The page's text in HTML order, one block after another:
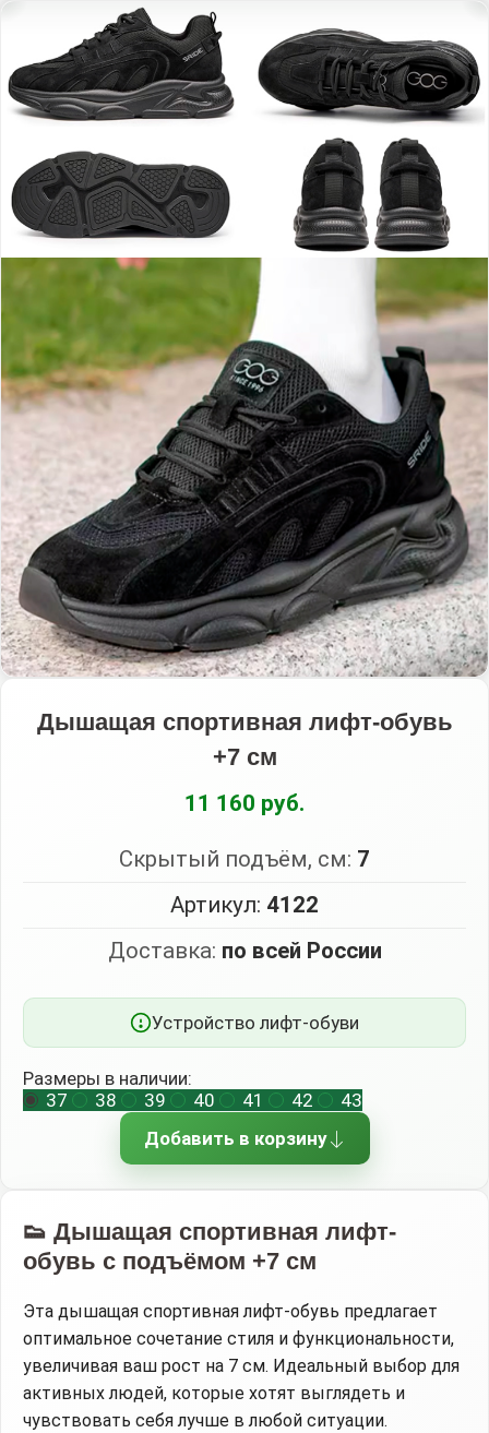
Дышащая спортивная лифт-обувь
+7 см
11 160 руб.
Скрытый подъём, см: 7
Артикул: 4122
Доставка: по всей России
Устройство лифт-обуви
Размеры в наличии:
37
38 39 40 41 42
43
Добавить в корзину
👟 Дышащая спортивная лифт-
обувь с подъёмом +7 см
Эта дышащая спортивная лифт-обувь предлагает
оптимальное сочетание стиля и функциональности,
увеличивая ваш рост на 7 см. Идеальный выбор для
активных людей, которые хотят выглядеть и
чувствовать себя лучше в любой ситуации.